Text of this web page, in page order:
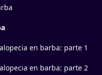
en barba: parte 1
en barba: parte 2